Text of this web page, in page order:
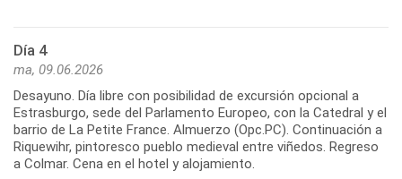
Día 4
ma, 09.06.2026
Desayuno. Día libre con posibilidad de excursión opcional a
Estrasburgo, sede del Parlamento Europeo, con la Catedral y el
barrio de La Petite France. Almuerzo (Opc.PC). Continuación a
Riquewihr, pintoresco pueblo medieval entre viñedos. Regreso
a Colmar. Cena en el hotel y alojamiento.